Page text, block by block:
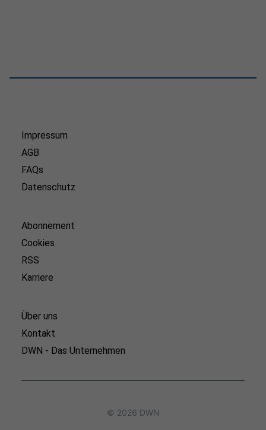
Impressum
AGB
FAQs
Datenschutz
Abonnement
Cookies
RSS
Karriere
Über uns
Kontakt
DWN - Das Unternehmen
© 2026 DWN